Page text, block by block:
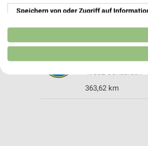
Heute 09:00 -
Iburger Str. 225
49082 Osnabrück
363,62 km
Speichern von oder Zugriff auf
Verwendung reduzierter Daten zur
Erstellung von Profilen für
Erstellung von Profilen zur